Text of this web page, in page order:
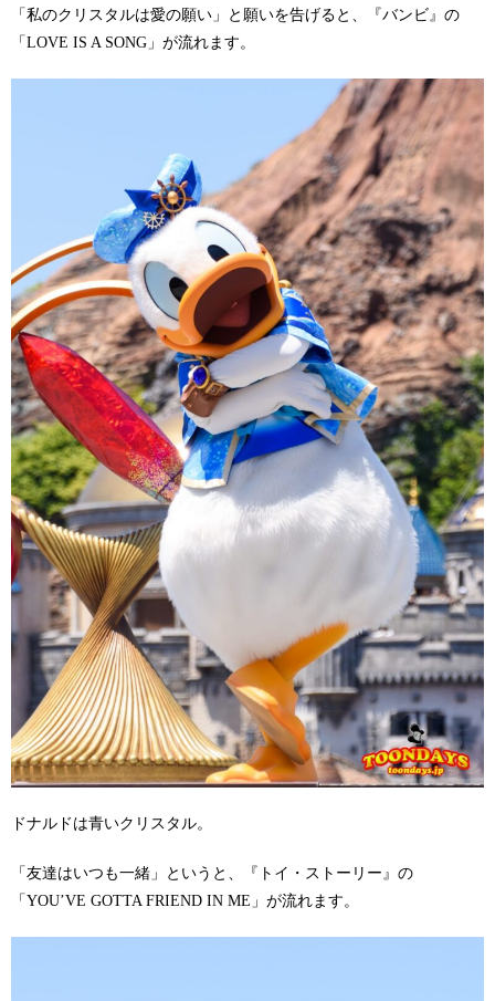
「私のクリスタルは愛の願い」と願いを告げると、『バンビ』の
「LOVE IS A SONG」が流れます。
ドナルドは青いクリスタル。
「友達はいつも一緒」というと、『トイ・ストーリー』の
「YOU’VE GOTTA FRIEND IN ME」が流れます。